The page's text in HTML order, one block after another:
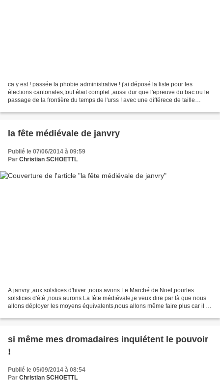
ca y est ! passée la phobie administrative ! j'ai déposé la liste pour les
élections cantonales,tout était complet ,aussi dur que l'epreuve du bac ou le
passage de la frontière du temps de l'urss ! avec une différece de taille
la fête médiévale de janvry
Publié le 07/06/2014 à 09:59
Par Christian SCHOETTL
A janvry ,aux solstices d'hiver ,nous avons Le Marché de Noel,pourles
solstices d'été ,nous aurons La fête médiévale,je veux dire par là que nous
allons déployer les moyens équivalents,nous allons même faire plus car il y
si même mes dromadaires inquiétent le pouvoir
!
Publié le 05/09/2014 à 08:54
Par Christian SCHOETTL